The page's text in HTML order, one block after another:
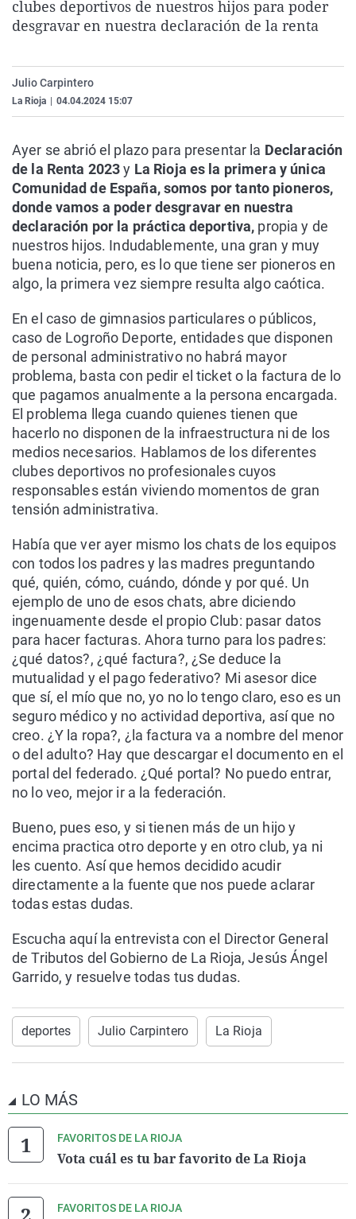
La rosa de los vientos
Como el perro y el
Caso
Equipo de
Extremadura
La Rioja
Virales
Elecciones
clubes deportivos de nuestros hijos para poder
desgravar en nuestra declaración de la renta
Julio Carpintero
La Rioja 04.04.2024 15:07
Ayer se abrió el plazo para presentar la Declaración
de la Renta 2023y La Rioja es la primera y única
Comunidad de España, somos por tanto pioneros,
donde vamos a poder desgravar en nuestra
declaración por la práctica deportiva, propia y de
nuestros hijos. Indudablemente, una gran y muy
buena noticia, pero, es lo que tiene ser pioneros en
algo, la primera vez siempre resulta algo caótica.
En el caso de gimnasios particulares o públicos,
caso de Logroño Deporte, entidades que disponen
de personal administrativo no habrá mayor
problema, basta con pedir el ticket o la factura de lo
que pagamos anualmente a la persona encargada.
El problema llega cuando quienes tienen que
hacerlo no disponen de la infraestructura ni de los
medios necesarios. Hablamos de los diferentes
clubes deportivos no profesionales cuyos
responsables están viviendo momentos de gran
tensión administrativa.
Había que ver ayer mismo los chats de los equipos
con todos los padres y las madres preguntando
qué, quién, cómo, cuándo, dónde y por qué. Un
ejemplo de uno de esos chats, abre diciendo
ingenuamente desde el propio Club: pasar datos
para hacer facturas. Ahora turno para los padres:
¿qué datos?, ¿qué factura?, ¿Se deduce la
mutualidad y el pago federativo? Mi asesor dice
que sí, el mío que no, yo no lo tengo claro, eso es un
seguro médico y no actividad deportiva, así que no
creo. ¿Y la ropa?, ¿la factura va a nombre del menor
o del adulto? Hay que descargar el documento en el
portal del federado. ¿Qué portal? No puedo entrar,
no lo veo, mejor ir a la federación.
Bueno, pues eso, y si tienen más de un hijo y
encima practica otro deporte y en otro club, ya ni
les cuento. Así que hemos decidido acudir
directamente a la fuente que nos puede aclarar
todas estas dudas.
Escucha aquí la entrevista con el Director General
de Tributos del Gobierno de La Rioja, Jesús Ángel
Garrido, y resuelve todas tus dudas.
deportes Julio Carpintero La Rioja
LO MÁS
FAVORITOS DE LA RIOJA
Vota cuál es tu bar favorito de La Rioja
FAVORITOS DE LA RIOJA